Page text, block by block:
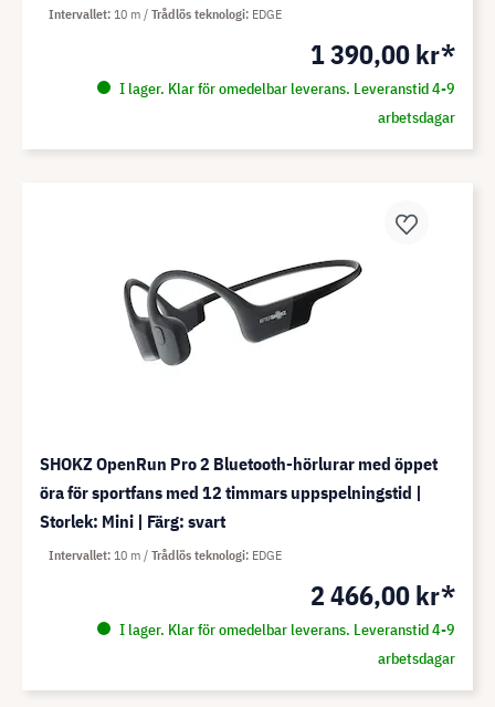
1 390,00 kr*
I lager. Klar för omedelbar leverans. Leveranstid 4-9
arbetsdagar
Intervallet 10 m Trådlös teknologi EDGE
SHOKZ OpenRun Pro 2 Bluetooth-hörlurar med öppet
öra för sportfans med 12 timmars uppspelningstid |
Storlek: Mini | Färg: svart
2 466,00 kr*
I lager. Klar för omedelbar leverans. Leveranstid 4-9
arbetsdagar
Intervallet 10 m Trådlös teknologi EDGE